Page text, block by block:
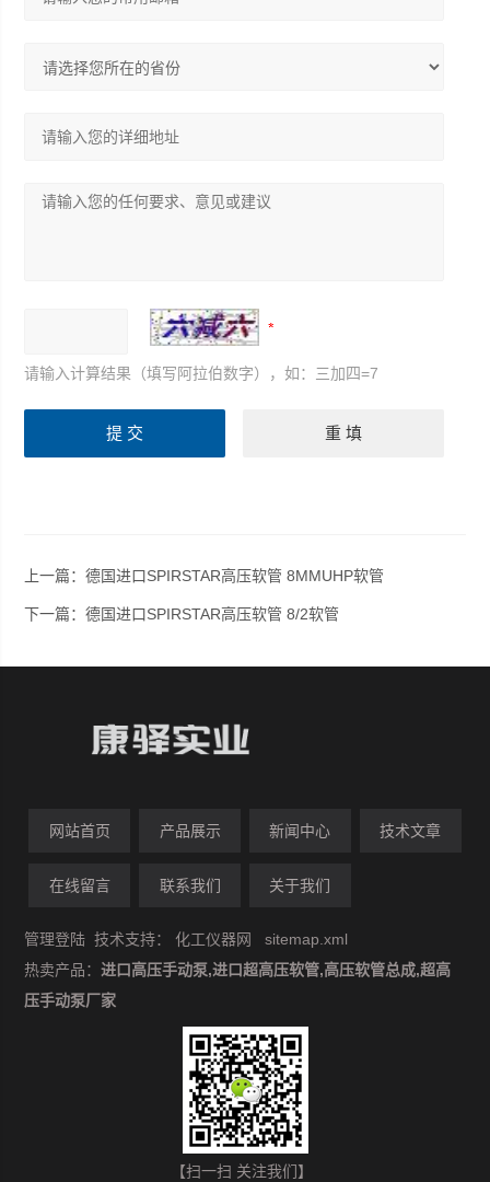
请输入计算结果（填写阿拉伯数字），如：三加四=7
上一篇：德国进口SPIRSTAR高压软管 8MMUHP软管
下一篇：德国进口SPIRSTAR高压软管 8/2软管
网站首页 产品展示 新闻中心 技术文章
在线留言 联系我们 关于我们
管理登陆 技术支持：化工仪器网
sitemap.xml
热卖产品：进口高压手动泵,进口超高压软管,高压软管总成,超高
压手动泵厂家
【扫一扫 关注我们】